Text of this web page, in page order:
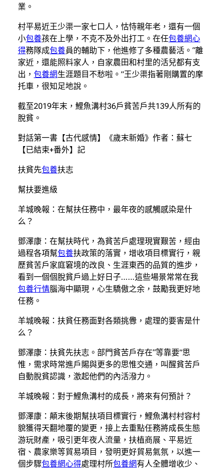
業。
村平易近王少渠一家七口人，怙恃親年老，還有一個
小包養孩在上學，不克不及外出打工。在任包養網心
得務隊成包養員的輔助下，他進修了多種農藝活。“離
家近，還能照料家人，自家農田和村里的活兒都有支
出， 包養網生涯題目不愁啦。”王少渠指著剛購置的摩
托車，很知足地說。
截至2019年末，鯉魚溝村36戶貧苦戶共139人所有的
脫貧。
對話第一書【古代感情】《歲末新婚》作者：蘇七
【已結束+番外】記
扶貧先包養扶志
幫扶要進級
羊城晚報：在幫扶任務中，最年夜的感觸感染是什
么？
鄧澤康：在幫扶時代，為貧苦戶處理現實艱苦，經由
過程各項幫包養扶政策的落實，增收項目標實行，親
歷貧苦戶家庭窘境的改良、生涯東西的品質的進步，
看到一個個脫貧戶過上好日子……這些場景常常在我
包養行情腦海中顯現，心生驕傲之余，鼓勵我更好地
任務。
羊城晚報：扶貧任務面對各類挑釁，處理的要害是什
么？
鄧澤康：扶貧先扶志。部門貧苦戶存在“等靠要”思
惟，需求時常進戶賜與更多的思惟交通，叫醒貧苦戶
自動脫貧認識，激起他們的內活潑力。
羊城晚報：對于鯉魚溝村的成長，將來有何預計？
鄧澤康：顛末後期幫扶項目標實行，鯉魚溝村村容村
貌獲得天翻地覆的變更，接上去重點任務將成長生態
游玩財產，吸引更年夜人流量，扶植商展、平易近
宿、農家樂等貿易項目，發明更好貿易氣氛，以進一
個步驟包養網心得處理村所包養網有人全體增收少、